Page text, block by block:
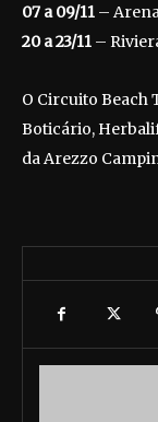
07 a 09/11 –
20 a 23/11 –
O Circuito Beach
Boticário,
da Arezzo